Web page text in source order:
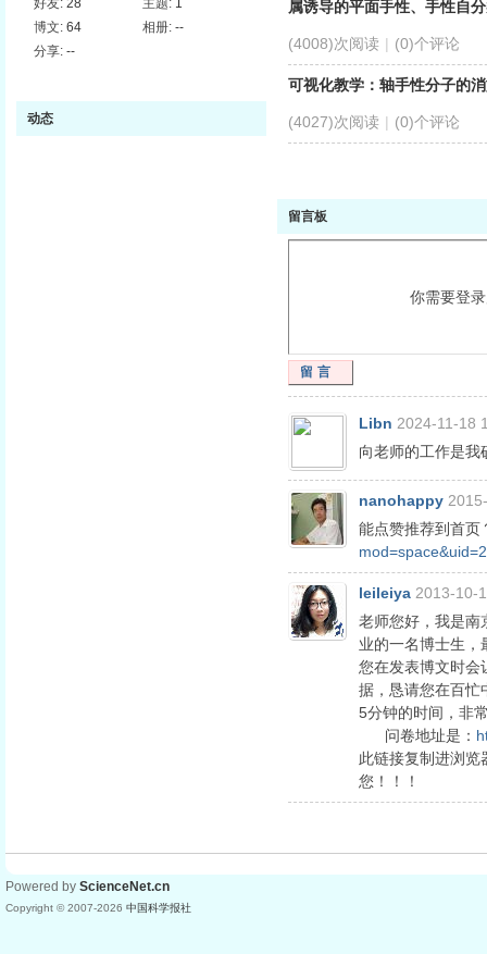
好友: 28 主题: 1
博文: 64 相册: --
分享: --
动态
属诱导的平面手性、手性自
(4008)次阅读 | (0)个评论
可视化教学：轴手性分子的
(4027)次阅读 | (0)个评论
留言板
你需要登
留言
Libn 2024-11-18
向老师的工作是我
nanohappy
能点赞推荐到首页
leileiya 2013-10-
老师您好，我是南
业的一名博士生，
您在发表博文时会
据，恳请您在百忙
5分钟的时间，非
问卷地址是：
此链接复制进浏览
您！！！
Powered by ScienceNet.cn
Copyright © 2007-2026 中国科学报社